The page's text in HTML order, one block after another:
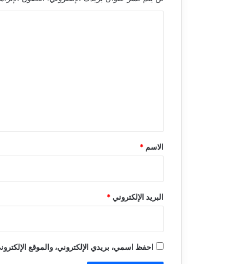
*
الاسم *
البريد الإلكتروني*
احفظ اسمي، بريدي الإلكتروني، والموقع